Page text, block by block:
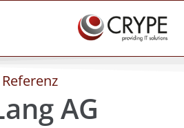
Referenz
AG